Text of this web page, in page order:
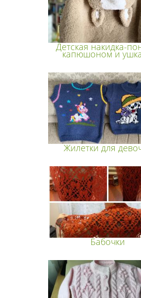
Детская накидка-
капюшоном и
Жилетки для
Бабочки